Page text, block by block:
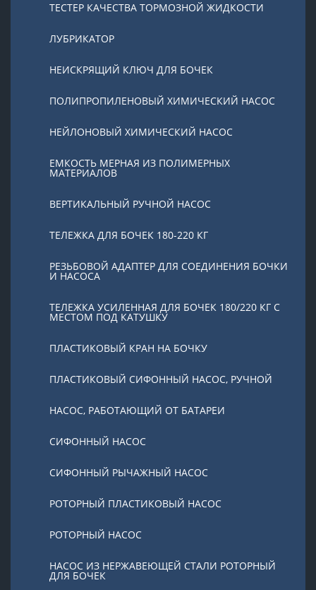
ТЕСТЕР КАЧЕСТВА ТОРМОЗНОЙ ЖИДКОСТИ
ЛУБРИКАТОР
НЕИСКРЯЩИЙ КЛЮЧ ДЛЯ БОЧЕК
ПОЛИПРОПИЛЕНОВЫЙ ХИМИЧЕСКИЙ НАСОС
НЕЙЛОНОВЫЙ ХИМИЧЕСКИЙ НАСОС
ЕМКОСТЬ МЕРНАЯ ИЗ ПОЛИМЕРНЫХ
МАТЕРИАЛОВ
ВЕРТИКАЛЬНЫЙ РУЧНОЙ НАСОС
ТЕЛЕЖКА ДЛЯ БОЧЕК 180-220 КГ
РЕЗЬБОВОЙ АДАПТЕР ДЛЯ СОЕДИНЕНИЯ БОЧКИ
И НАСОСА
ТЕЛЕЖКА УСИЛЕННАЯ ДЛЯ БОЧЕК 180/220 КГ С
МЕСТОМ ПОД КАТУШКУ
ПЛАСТИКОВЫЙ КРАН НА БОЧКУ
ПЛАСТИКОВЫЙ СИФОННЫЙ НАСОС, РУЧНОЙ
НАСОС, РАБОТАЮЩИЙ ОТ БАТАРЕИ
СИФОННЫЙ НАСОС
СИФОННЫЙ РЫЧАЖНЫЙ НАСОС
РОТОРНЫЙ ПЛАСТИКОВЫЙ НАСОС
РОТОРНЫЙ НАСОС
НАСОС ИЗ НЕРЖАВЕЮЩЕЙ СТАЛИ РОТОРНЫЙ
ДЛЯ БОЧЕК